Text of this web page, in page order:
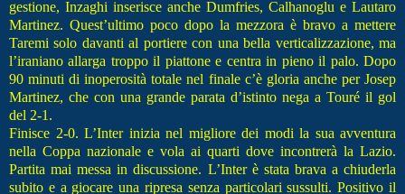
gestione, Inzaghi inserisce anche Dumfries, Calhanoglu e Lautaro
Martinez. Quest’ultimo poco dopo la mezzora è bravo a mettere
Taremi solo davanti al portiere con una bella verticalizzazione, ma
l’iraniano allarga troppo il piattone e centra in pieno il palo. Dopo
90 minuti di inoperosità totale nel finale c’è gloria anche per Josep
Martinez, che con una grande parata d’istinto nega a Touré il gol
del 2-1.
Finisce 2-0. L’Inter inizia nel migliore dei modi la sua avventura
nella Coppa nazionale e vola ai quarti dove incontrerà la Lazio.
Partita mai messa in discussione. L’Inter è stata brava a chiuderla
subito e a giocare una ripresa senza particolari sussulti. Positivo il